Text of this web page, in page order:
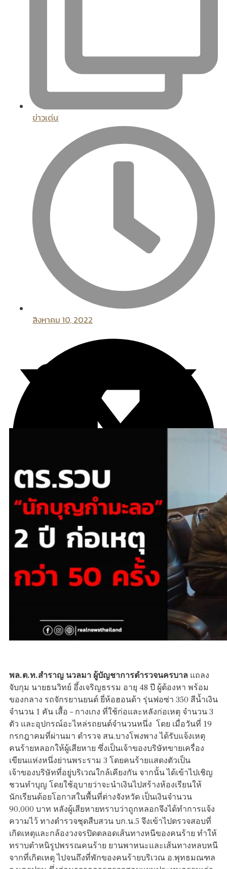
ข่าวเด่น
สิงหาคม 10, 2022
พล.ต.ท.สำราญ นวลมา ผู้บัญชาการตำรวจนครบาล แถลง
จับกุม นายธนวิทย์ อึ้งเจริญธรรม อายุ 48 ปี ผู้ต้องหา พร้อม
ของกลาง รถจักรยานยนต์ ยี่ห้อฮอนด้า รุ่นฟอซ่า 350 สีน้ำเงิน
จำนวน 1 คัน เสื้อ – กางเกง ที่ใช้ก่อและหลังก่อเหตุ จำนวน 3
ตัว และอุปกรณ์อะไหล่รถยนต์จำนวนหนึ่ง โดย เมื่อวันที่ 19
กรกฎาคมที่ผ่านมา ตำรวจ สน.บางโพงพาง ได้รับแจ้งเหตุ
คนร้ายหลอกให้ผู้เสียหาย ซึ่งเป็นเจ้าของบริษัทขายเครื่อง
เขียนแห่งหนึ่งย่านพระราม 3 โดยคนร้ายแสดงตัวเป็น
เจ้าของบริษัทที่อยู่บริเวณใกล้เคียงกัน จากนั้น ได้เข้าไปเชิญ
ชวนทำบุญ โดยใช้อุบายว่าจะนำเงินไปสร้างห้องเรียนให้
นักเรียนด้อยโอกาสในพื้นที่ต่างจังหวัด เป็นเงินจำนวน
90,000 บาท หลังผู้เสียหายทราบว่าถูกหลอกจึงได้ทำการแจ้ง
ความไว้ ทางตำรวจชุดสืบสวน บก.น.5 จึงเข้าไปตรวจสอบที่
เกิดเหตุและกล้องวงจรปิดตลอดเส้นทางหนีของคนร้าย ทำให้
ทราบตำหนิรูปพรรณคนร้าย ยานพาหนะและเส้นทางหลบหนี
จากที่เกิดเหตุ ไปจนถึงที่พักของคนร้ายบริเวณ อ.พุทธมณฑล